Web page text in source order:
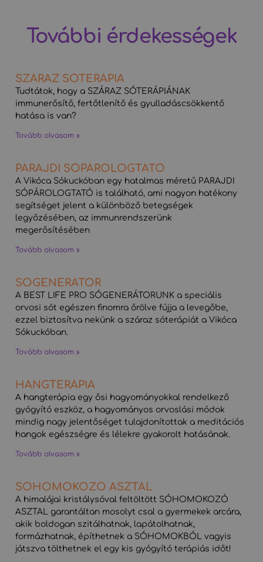
További érdekességek
SZÁRAZ SÓTERÁPIA
Tudtátok, hogy a SZÁRAZ SÓTERÁPIÁNAK
immunerősítő, fertőtlenítő és gyulladáscsökkentő
hatása is van?
Tovább olvasom »
PARAJDI SÓPÁROLOGTATÓ
A Vikóca Sókuckóban egy hatalmas méretű PARAJDI
SÓPÁROLOGTATÓ is található, ami nagyon hatékony
segítséget jelent a különböző betegségek
legyőzésében, az immunrendszerünk
megerősítésében
Tovább olvasom »
SÓGENERÁTOR
A BEST LIFE PRO SÓGENERÁTORUNK a speciális
orvosi sót egészen finomra őrölve fújja a levegőbe,
ezzel biztosítva nekünk a száraz sóterápiát a Vikóca
Sókuckóban.
Tovább olvasom »
HANGTERÁPIA
A hangterápia egy ősi hagyományokkal rendelkező
gyógyító eszköz, a hagyományos orvoslási módok
mindig nagy jelentőséget tulajdonítottak a meditációs
hangok egészségre és lélekre gyakorolt hatásának.
Tovább olvasom »
SÓHOMOKOZÓ ASZTAL
A himalájai kristálysóval feltöltött SÓHOMOKOZÓ
ASZTAL garantáltan mosolyt csal a gyermekek arcára,
akik boldogan szitálhatnak, lapátolhatnak,
formázhatnak, építhetnek a SÓHOMOKBÓL vagyis
játszva tölthetnek el egy kis gyógyító terápiás időt!